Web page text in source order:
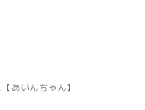
あいんちゃん】